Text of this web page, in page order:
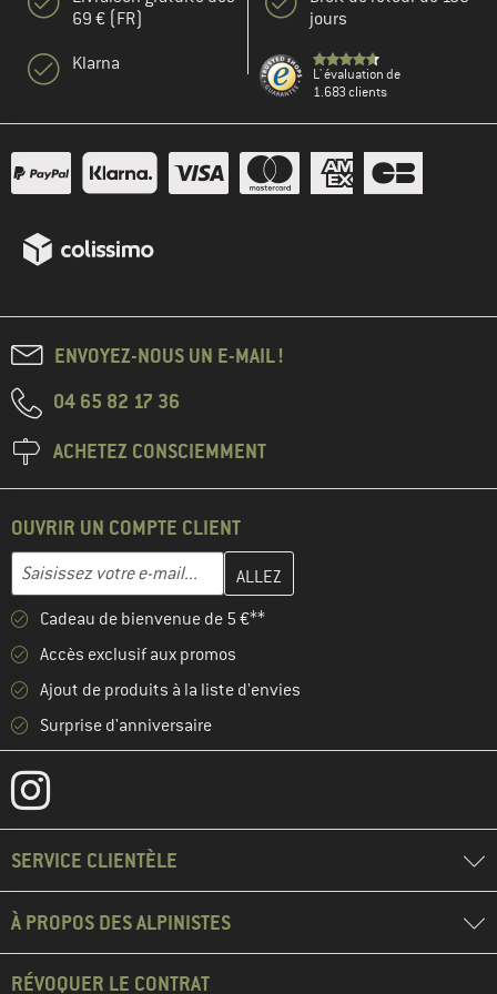
69 € (FR)
Klarna
jours
L' évaluation de
1.683 clients
ENVOYEZ-NOUS UN E-MAIL !
04 65 82 17 36
ACHETEZ CONSCIEMMENT
OUVRIR UN COMPTE CLIENT
Adresse e-mail
Entrez votre adresse e-mail ici et créez votre compte client à la
Cadeau de bienvenue de 5 €**
Accès exclusif aux promos
Ajout de produits à la liste d'envies
Surprise d'anniversaire
SERVICE CLIENTÈLE
À PROPOS DES ALPINISTES
RÉVOQUER LE CONTRAT